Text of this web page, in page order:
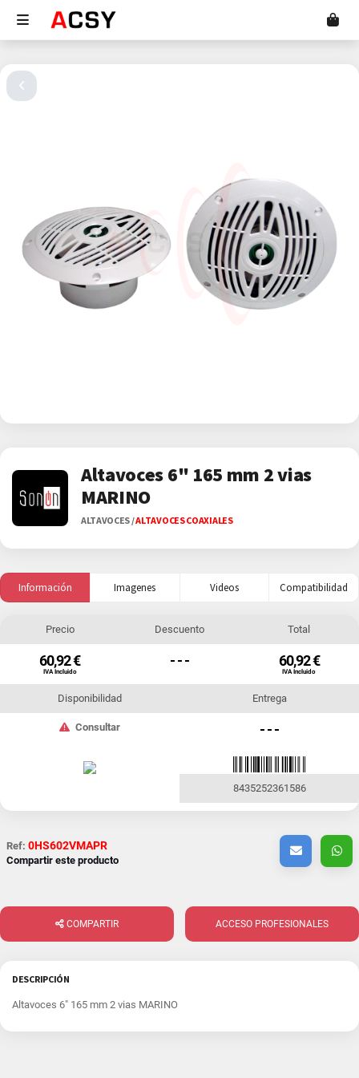
Altavoces 6" 165 mm 2 vias
MARINO
ALTAVOCES/ALTAVOCES COAXIALES
Información Imagenes Videos Compatibilidad
Precio
60,92 €
IVA Incluido
Descuento
- - -
Total
60,92 €
IVA Incluido
Disponibilidad
Consultar
Entrega
- - -
8435252361586
Ref: 0HS602VMAPR
Compartir este producto
COMPARTIR ACCESO PROFESIONALES
DESCRIPCIÓN
Altavoces 6" 165 mm 2 vias MARINO